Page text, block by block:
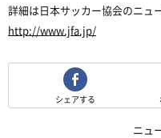
詳細は日本サッカー協会のニュ
http://www.jfa.jp/
シェアする
ニュ